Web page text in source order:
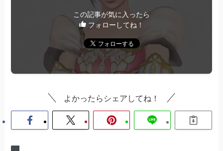
この記事が気に入ったら
フォローしてね！
よかったらシェアしてね！